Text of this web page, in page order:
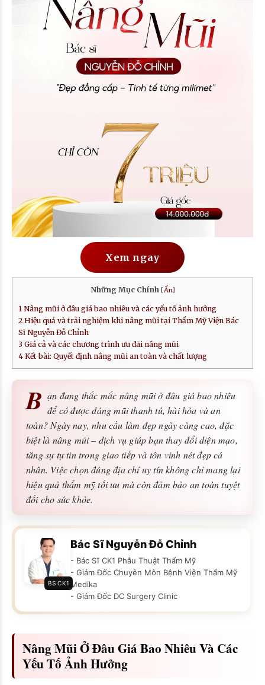
Xem ngay
Những Mục Chính [Ẩn]
1 Nâng mũi ở đâu giá bao nhiêu và các yếu tố ảnh hưởng
2 Hiệu quả và trải nghiệm khi nâng mũi tại Thẩm Mỹ Viện Bác
Sĩ Nguyễn Đỗ Chỉnh
3 Giá cả và các chương trình ưu đãi nâng mũi
4 Kết bài: Quyết định nâng mũi an toàn và chất lượng
B ạn đang thắc mắc nâng mũi ở đâu giá bao nhiêu
để có được dáng mũi thanh tú, hài hòa và an
toàn? Ngày nay, nhu cầu làm đẹp ngày càng cao, đặc
biệt là nâng mũi – dịch vụ giúp bạn thay đổi diện mạo,
tăng sự tự tin trong giao tiếp và tôn vinh nét đẹp cá
nhân. Việc chọn đúng địa chỉ uy tín không chỉ mang lại
hiệu quả thẩm mỹ tối ưu mà còn đảm bảo an toàn tuyệt
đối cho sức khỏe.
BS CK1
Bác Sĩ Nguyễn Đỗ Chỉnh
- Bác Sĩ CK1 Phẫu Thuật Thẩm Mỹ
- Giám Đốc Chuyên Môn Bệnh Viện Thẩm Mỹ
Medika
- Giám Đốc DC Surgery Clinic
Nâng Mũi Ở Đâu Giá Bao Nhiêu Và Các
Yếu Tố Ảnh Hưởng